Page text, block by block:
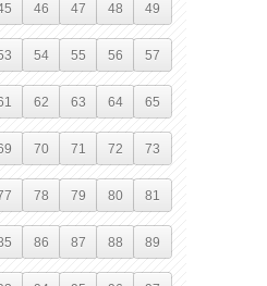
46 47 48 49
54 55 56 57
62 63 64 65
70 71 72 73
78 79 80 81
86 87 88 89